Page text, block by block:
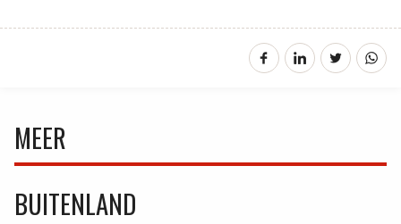
MEER
BUITENLAND